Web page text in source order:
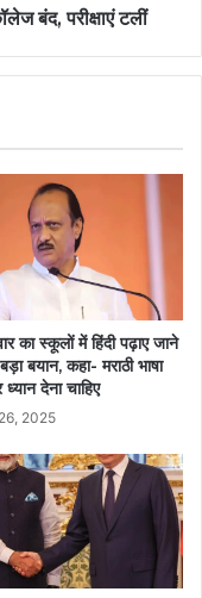
बंद, परीक्षाएं टलीं
का स्कूलों में हिंदी पढ़ाए जाने
बयान, कहा- मराठी भाषा
देना चाहिए
2025